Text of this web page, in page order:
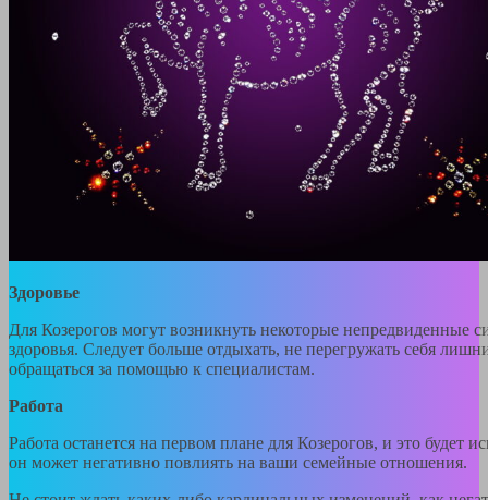
Здоровье
Для Козерогов могут возникнуть некоторые непредвиденные
здоровья. Следует больше отдыхать, не перегружать себя
обращаться за помощью к специалистам.
Работа
Работа останется на первом плане для Козерогов, и это будет
он может негативно повлиять на ваши семейные отношения.